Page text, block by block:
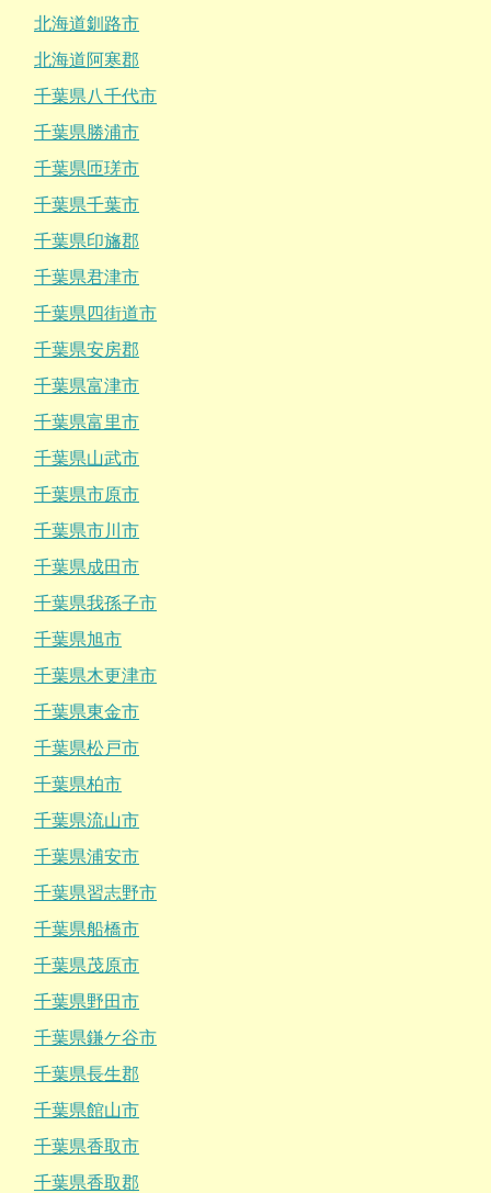
北海道釧路市
北海道阿寒郡
千葉県八千代市
千葉県勝浦市
千葉県匝瑳市
千葉県千葉市
千葉県印旛郡
千葉県君津市
千葉県四街道市
千葉県安房郡
千葉県富津市
千葉県富里市
千葉県山武市
千葉県市原市
千葉県市川市
千葉県成田市
千葉県我孫子市
千葉県旭市
千葉県木更津市
千葉県東金市
千葉県松戸市
千葉県柏市
千葉県流山市
千葉県浦安市
千葉県習志野市
千葉県船橋市
千葉県茂原市
千葉県野田市
千葉県鎌ケ谷市
千葉県長生郡
千葉県館山市
千葉県香取市
千葉県香取郡